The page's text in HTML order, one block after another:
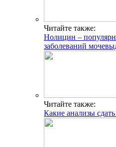
Читайте также:
Нолицин –
заболеваний
Читайте также:
Какие анализы